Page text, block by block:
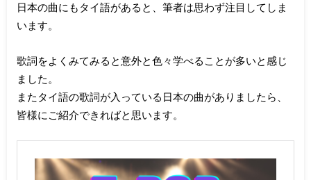
日本の曲にもタイ語があると、筆者は思わず注目してしま
います。
歌詞をよくみてみると意外と色々学べることが多いと感じ
ました。
またタイ語の歌詞が入っている日本の曲がありましたら、
皆様にご紹介できればと思います。